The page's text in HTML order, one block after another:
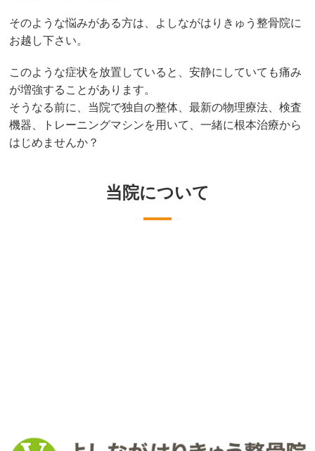
そのような悩みがある方は、よしながはりきゅう整骨院に
お越し下さい。
このような症状を放置していると、安静にしていても痛み
が増強することがあります。
そうなる前に、当院で独自の整体、最新の物理療法、検査
機器、トレーニングマシンを用いて、一緒に根本治療から
はじめませんか？
当院について